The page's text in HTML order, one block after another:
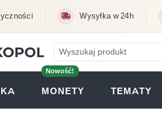
Wysyłka w 24h
Nowość!
MONETY (OTWIERA SIĘ
TEMATY